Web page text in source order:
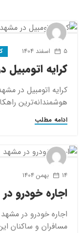
5 اسفند 1404
کرایه
کرایه اتومبیل در
هوشمندانه‌ترین
ادامه مطلب
14 بهمن 1404
اجاره خودرو در
مسافران و ساکنان